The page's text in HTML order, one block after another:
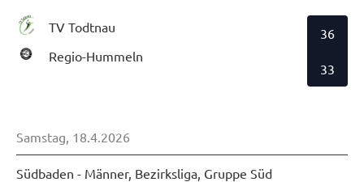
TV Todtnau
Regio-Hummeln
36
33
Samstag, 18.4.2026
Südbaden - Männer, Bezirksliga, Gruppe Süd